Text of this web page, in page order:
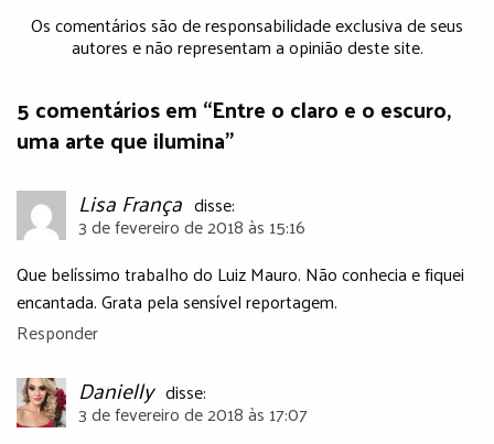
Os comentários são de responsabilidade exclusiva de seus
autores e não representam a opinião deste site.
5 comentários em “Entre o claro e o escuro,
uma arte que ilumina”
Lisa França disse:
3 de fevereiro de 2018 às 15:16
Que belíssimo trabalho do Luiz Mauro. Não conhecia e fiquei
encantada. Grata pela sensível reportagem.
Responder
Danielly disse:
3 de fevereiro de 2018 às 17:07